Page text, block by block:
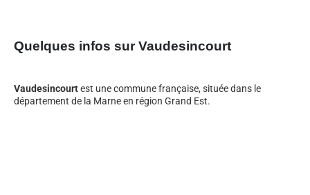
Quelques infos sur Vaudesincourt
Vaudesincourtest une commune française, située dans le
département de la Marne en région Grand Est.